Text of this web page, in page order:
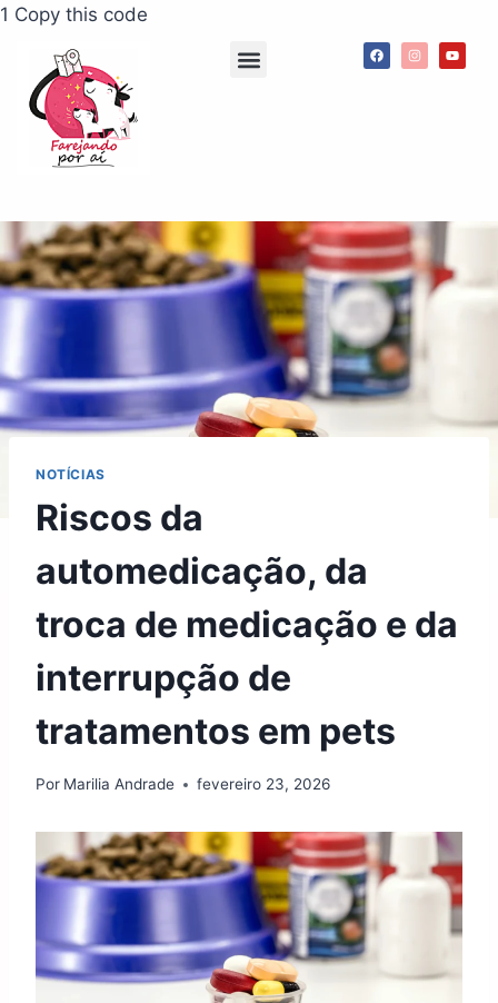
1 Copy this code
NOTÍCIAS
Riscos da
automedicação, da
troca de medicação e da
interrupção de
tratamentos em pets
Por Marilia Andrade fevereiro 23, 2026